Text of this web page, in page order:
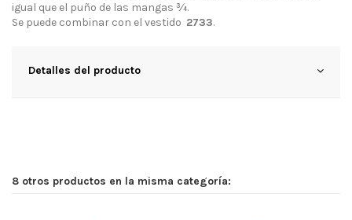
igual que el puño de las mangas ¾.
Se puede combinar con el vestido 2733.
Detalles del producto
8 otros productos en la misma categoría: